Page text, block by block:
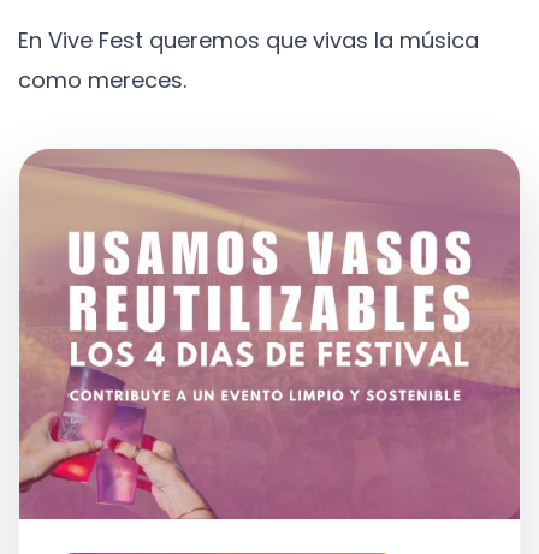
En Vive Fest queremos que vivas la música
como mereces.